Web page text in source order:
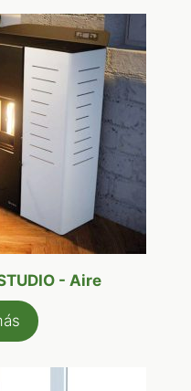
- Aire